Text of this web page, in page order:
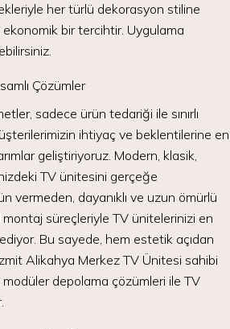
her türlü dekorasyon stiline
ekonomik bir tercihtir. Uygulama
Çözümler
sadece ürün tedariği ile sınırlı
ihtiyaç ve beklentilerine en
geliştiriyoruz. Modern, klasik,
TV ünitesini gerçeğe
vermeden, dayanıklı ve uzun ömürlü
süreçleriyle TV ünitelerinizi en
Bu sayede, hem estetik açıdan
Alikahya Merkez TV Ünitesi sahibi
depolama çözümleri ile TV